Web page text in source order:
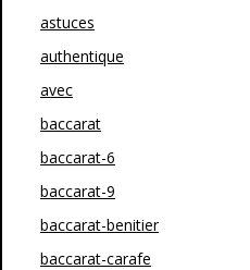
astuces
authentique
avec
baccarat
baccarat-6
baccarat-9
baccarat-benitier
baccarat-carafe